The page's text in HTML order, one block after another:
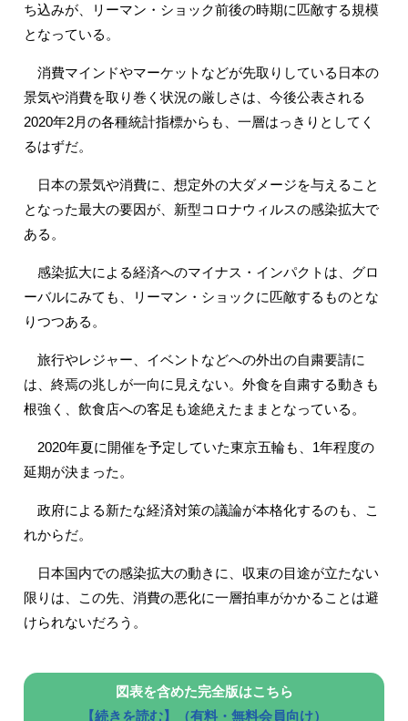
ち込みが、リーマン・ショック前後の時期に匹敵する規模
となっている。
消費マインドやマーケットなどが先取りしている日本の
景気や消費を取り巻く状況の厳しさは、今後公表される
2020年2月の各種統計指標からも、一層はっきりとしてく
るはずだ。
日本の景気や消費に、想定外の大ダメージを与えること
となった最大の要因が、新型コロナウィルスの感染拡大で
ある。
感染拡大による経済へのマイナス・インパクトは、グロ
ーバルにみても、リーマン・ショックに匹敵するものとな
りつつある。
旅行やレジャー、イベントなどへの外出の自粛要請に
は、終焉の兆しが一向に見えない。外食を自粛する動きも
根強く、飲食店への客足も途絶えたままとなっている。
2020年夏に開催を予定していた東京五輪も、1年程度の
延期が決まった。
政府による新たな経済対策の議論が本格化するのも、こ
れからだ。
日本国内での感染拡大の動きに、収束の目途が立たない
限りは、この先、消費の悪化に一層拍車がかかることは避
けられないだろう。
図表を含めた完全版はこちら
【続きを読む】（有料・無料会員向け）